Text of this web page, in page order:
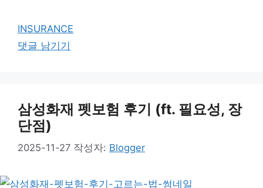
카
테
INSURANCE
댓글 남기기
삼성화재 펫보험 후기 (ft. 필요성, 장
단점)
2025-11-27 작성자: Blogger